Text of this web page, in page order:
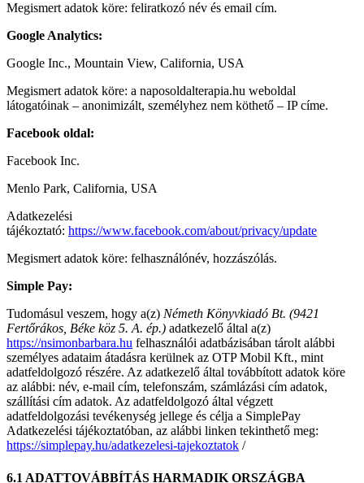
Megismert adatok köre: feliratkozó név és email cím.
Google Analytics:
Google Inc., Mountain View, California, USA
Megismert adatok köre: a naposoldalterapia.hu weboldal
látogatóinak – anonimizált, személyhez nem köthető – IP címe.
Facebook oldal:
Facebook Inc.
Menlo Park, California, USA
Adatkezelési
tájékoztató: https://www.facebook.com/about/privacy/update
Megismert adatok köre: felhasználónév, hozzászólás.
Simple Pay:
Tudomásul veszem, hogy a(z) Németh Könyvkiadó Bt. (9421
Fertőrákos, Béke köz 5. A. ép.) adatkezelő által a(z)
https://nsimonbarbara.hu felhasználói adatbázisában tárolt alábbi
személyes adataim átadásra kerülnek az OTP Mobil Kft., mint
adatfeldolgozó részére. Az adatkezelő által továbbított adatok köre
az alábbi: név, e-mail cím, telefonszám, számlázási cím adatok,
szállítási cím adatok. Az adatfeldolgozó által végzett
adatfeldolgozási tevékenység jellege és célja a SimplePay
Adatkezelési tájékoztatóban, az alábbi linken tekinthető meg:
https://simplepay.hu/adatkezelesi-tajekoztatok /
6.1 ADATTOVÁBBÍTÁS HARMADIK ORSZÁGBA